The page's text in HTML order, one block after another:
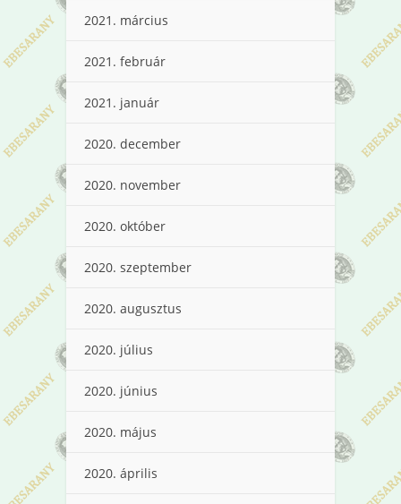
2021. március
2021. február
2021. január
2020. december
2020. november
2020. október
2020. szeptember
2020. augusztus
2020. július
2020. június
2020. május
2020. április